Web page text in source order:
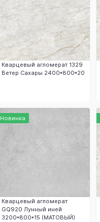
Кварцевый агломерат 1329
Ветер Сахары 2400*800*20
Заказать
Новинка
Кварцевый агломерат
GQ920 Лунный иней
3200*800*15 (МАТОВЫЙ)